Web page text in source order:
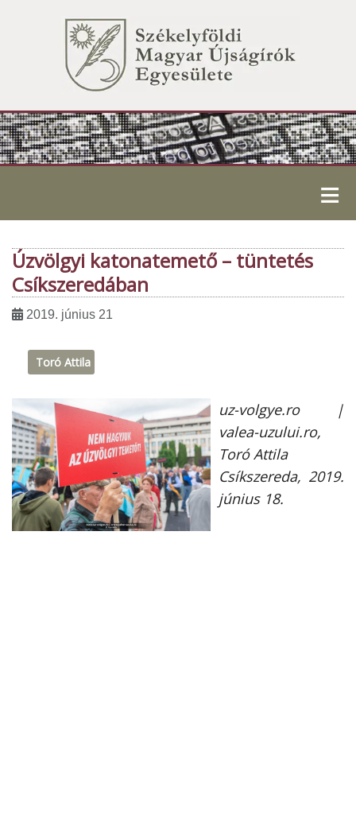
≡
Úzvölgyi katonatemető – tüntetés
Csíkszeredában
2019. június 21
Toró Attila
uz-volgye.ro |
valea-uzului.ro,
Toró Attila
Csíkszereda, 2019.
június 18.